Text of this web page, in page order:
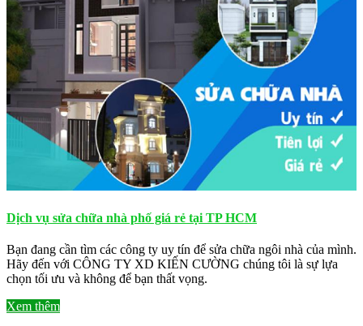
Dịch vụ sửa chữa nhà phố giá rẻ tại TP HCM
Bạn đang cần tìm các công ty uy tín để sửa chữa ngôi nhà của mình.
Hãy đến với CÔNG TY XD KIẾN CƯỜNG chúng tôi là sự lựa
chọn tối ưu và không để bạn thất vọng.
Xem thêm